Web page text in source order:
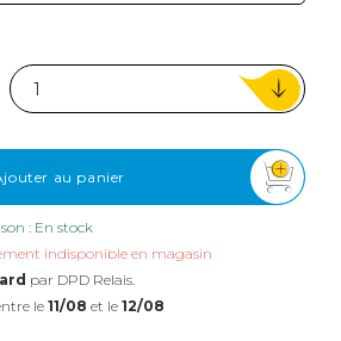
au panier
: En stock
indisponible en magasin
par DPD Relais.
le 11/08 et le 12/08